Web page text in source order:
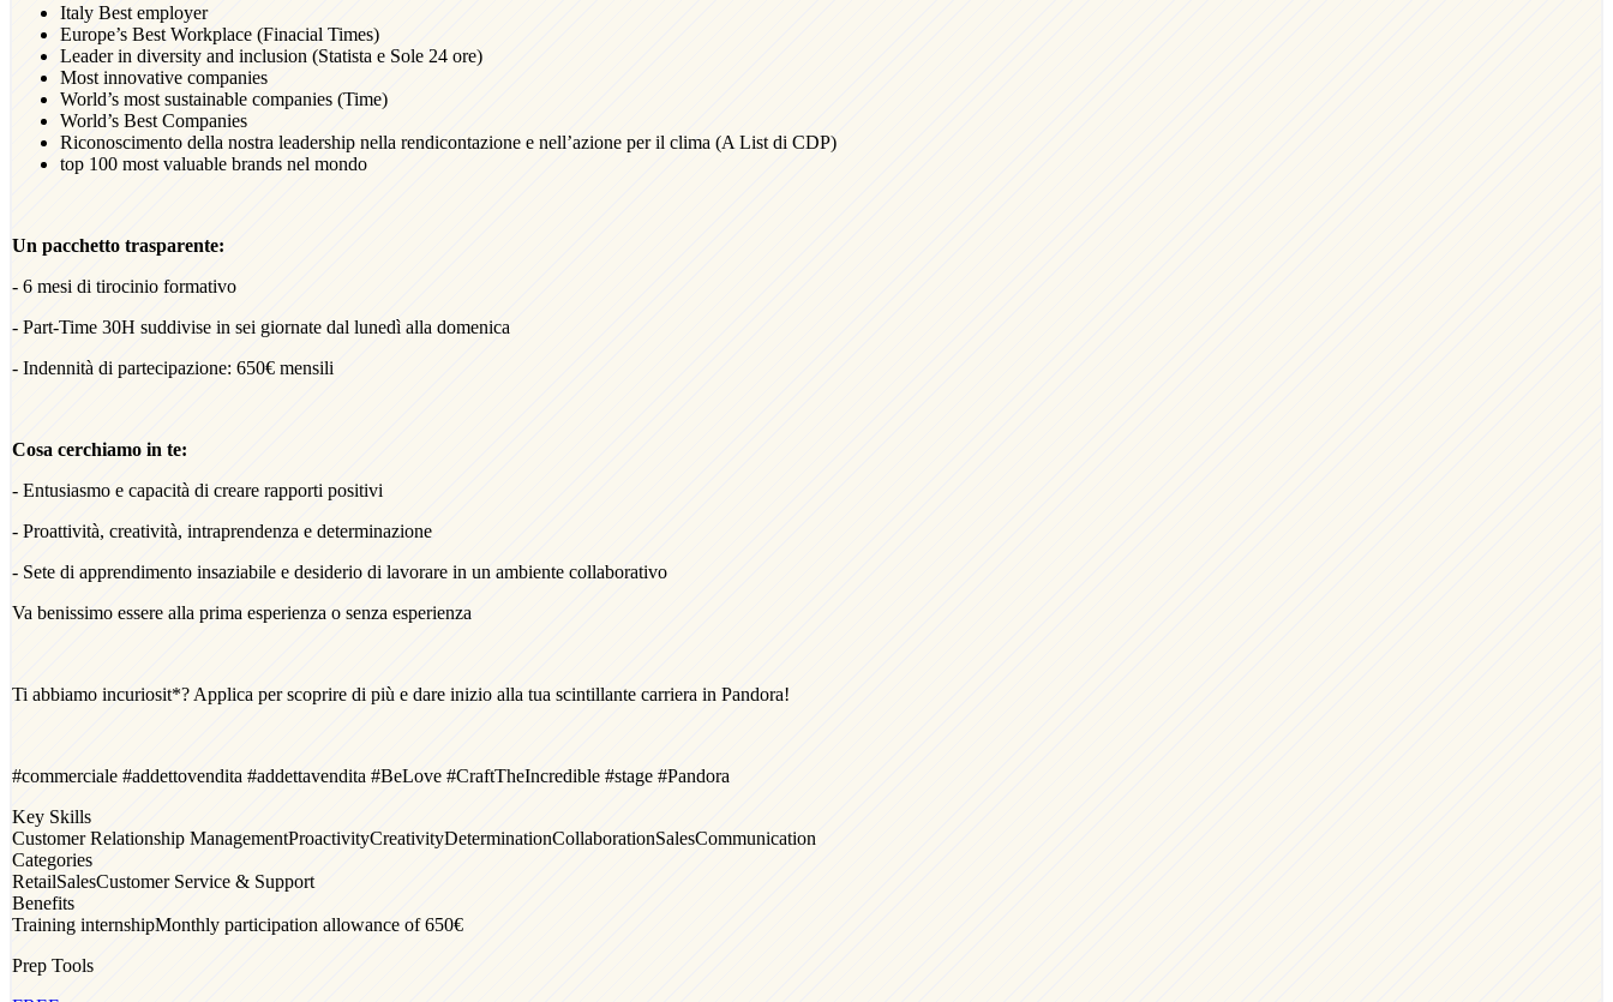
Italy Best employer
Europe’s Best Workplace (Finacial Times)
Leader in diversity and inclusion (Statista e Sole 24 ore)
Most innovative companies
World’s most sustainable companies (Time)
World’s Best Companies
Riconoscimento della nostra leadership nella rendicontazione e nell’azione per il clima (A List di CDP)
top 100 most valuable brands nel mondo
Un pacchetto trasparente:
- 6 mesi di tirocinio formativo
- Part-Time 30H suddivise in sei giornate dal lunedì alla domenica
- Indennità di partecipazione: 650€ mensili
Cosa cerchiamo in te:
- Entusiasmo e capacità di creare rapporti positivi
- Proattività, creatività, intraprendenza e determinazione
- Sete di apprendimento insaziabile e desiderio di lavorare in un ambiente collaborativo
Va benissimo essere alla prima esperienza o senza esperienza
Ti abbiamo incuriosit*? Applica per scoprire di più e dare inizio alla tua scintillante carriera in Pandora!
#commerciale #addettovendita #addettavendita #BeLove #CraftTheIncredible #stage #Pandora
Key Skills
Customer Relationship ManagementProactivityCreativityDeterminationCollaborationSalesCommunication
Categories
RetailSalesCustomer Service & Support
Benefits
Training internshipMonthly participation allowance of 650€
Prep Tools